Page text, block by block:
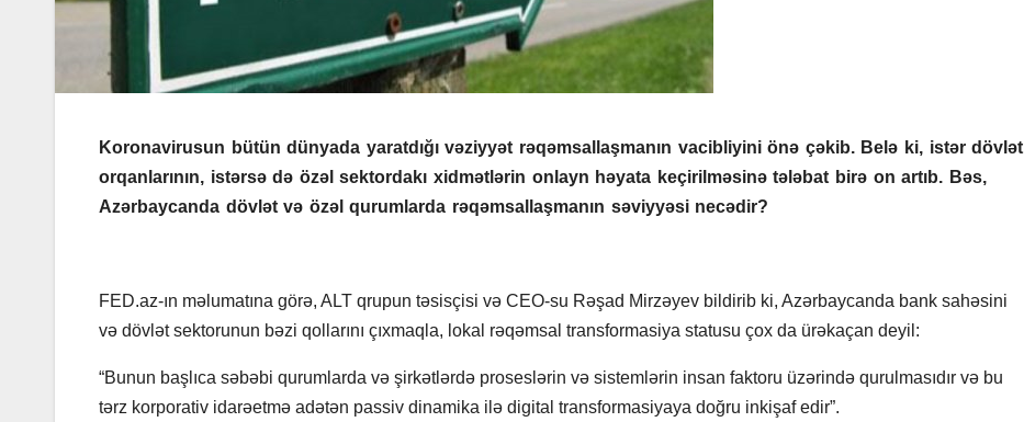
Koronavirusun bütün dünyada yaratdığı vəziyyət rəqəmsallaşmanın vacibliyini önə çəkib. Belə ki, istər dövlət
orqanlarının, istərsə də özəl sektordakı xidmətlərin onlayn həyata keçirilməsinə tələbat birə on artıb. Bəs,
Azərbaycanda dövlət və özəl qurumlarda rəqəmsallaşmanın səviyyəsi necədir?
FED.az-ın məlumatına görə, ALT qrupun təsisçisi və CEO-su Rəşad Mirzəyev bildirib ki, Azərbaycanda bank sahəsini
və dövlət sektorunun bəzi qollarını çıxmaqla, lokal rəqəmsal transformasiya statusu çox da ürəkaçan deyil:
“Bunun başlıca səbəbi qurumlarda və şirkətlərdə proseslərin və sistemlərin insan faktoru üzərində qurulmasıdır və bu
tərz korporativ idarəetmə adətən passiv dinamika ilə digital transformasiyaya doğru inkişaf edir”.